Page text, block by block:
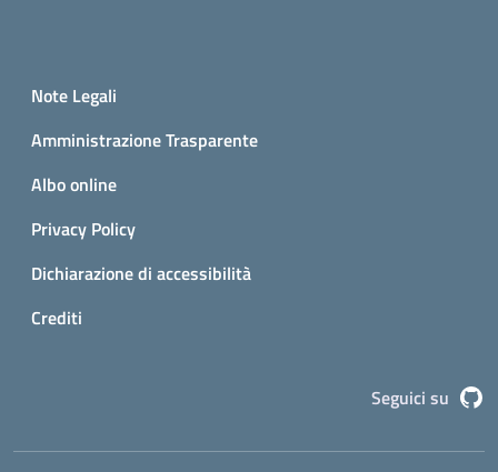
Small prints
Note Legali
Amministrazione Trasparente
Albo online
Privacy Policy
Dichiarazione di accessibilità
Crediti
Seguici su